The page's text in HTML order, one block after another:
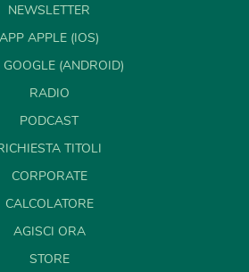
NEWSLETTER
APP APPLE (IOS)
(ANDROID)
RADIO
PODCAST
TITOLI
CORPORATE
CALCOLATORE
AGISCI ORA
STORE